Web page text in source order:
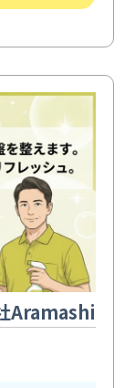
Aramashi